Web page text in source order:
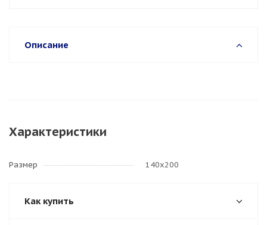
Описание
Характеристики
Размер 140х200
Как купить